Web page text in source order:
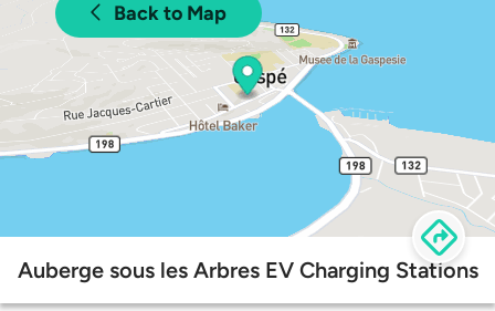
Back to Map
Auberge sous les Arbres EV Charging Stations